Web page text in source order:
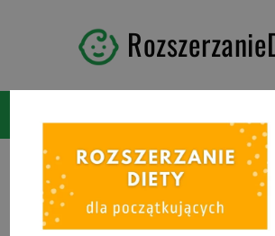
Kategoria: